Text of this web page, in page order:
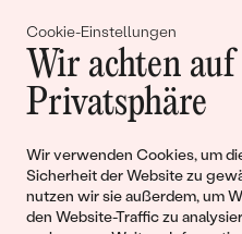
Cookie-Einstellungen
Wir achten
Privatsphäre
Wir verwenden Cookies, um
Sicherheit der Website zu
nutzen wir sie außerdem, um
den Website-Traffic zu
Gemeinsam
Geschichten
Liebe
Begleiten Sie uns!